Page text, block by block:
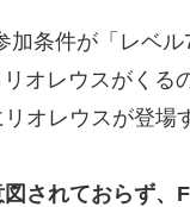
条件が「レベ
オレウスがくる
オレウスが登場
されておらず、